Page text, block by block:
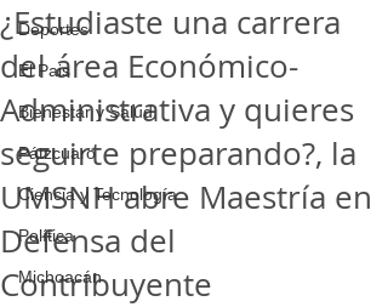
Deportes
El Pais
Bienestar y Salud
Pátzcuaro
Ciencia y Tecnología
Política
Michoacán
¿Estudiaste una carrera
del área Económico-
Administrativa y quieres
seguirte preparando?, la
UMSNH abre Maestría en
Defensa del
Contribuyente